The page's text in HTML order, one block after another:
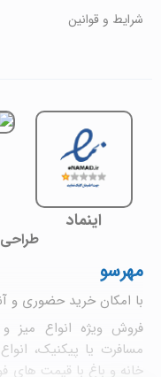
شرایط و قوانین
مهرسو
با امکان خرید حضوری و
فروش ویژه انواع میز
مسافرت یا پیکنیک،
خانه و باغ با قیمت های
اینماد